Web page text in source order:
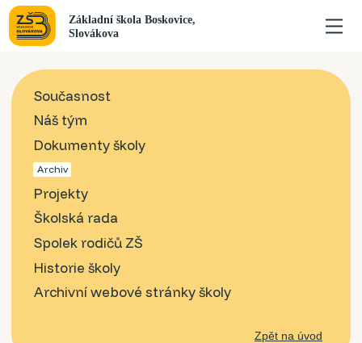
Současnost
Náš tým
Dokumenty školy
Archiv
Projekty
Školská rada
Spolek rodičů ZŠ
Historie školy
Archivní webové stránky školy
Zpět na úvod